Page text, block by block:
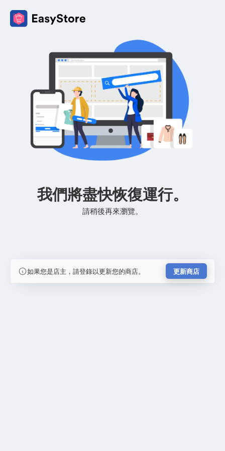
我們將盡快恢復運行。
請稍後再來瀏覽。
如果您是店主，請登錄以更新您的商店。 更新商店